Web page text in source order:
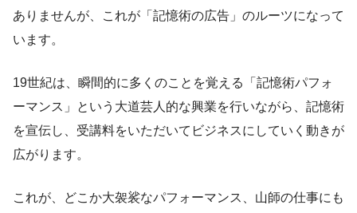
ありませんが、これが「記憶術の広告」のルーツになって
います。
19世紀は、瞬間的に多くのことを覚える「記憶術パフォ
ーマンス」という大道芸人的な興業を行いながら、記憶術
を宣伝し、受講料をいただいてビジネスにしていく動きが
広がります。
これが、どこか大袈裟なパフォーマンス、山師の仕事にも